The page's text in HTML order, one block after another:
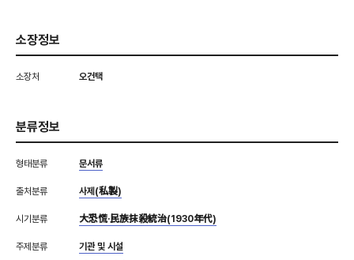
소장정보
소장처 오건택
분류정보
형태분류 문서류
출처분류 사제(私製)
시기분류 大恐慌·民族抹殺統治(1930年代)
주제분류
기관 및 시설